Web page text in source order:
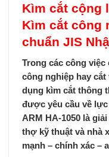
Kìm cắt cộng
Kìm cắt công
chuẩn JIS
Trong các công
công nghiệp hay
dụng kìm cắt thông
được yêu cầu về lực
ARM HA-1050 là
thợ kỹ thuật và nhà
mạnh – chính xác –